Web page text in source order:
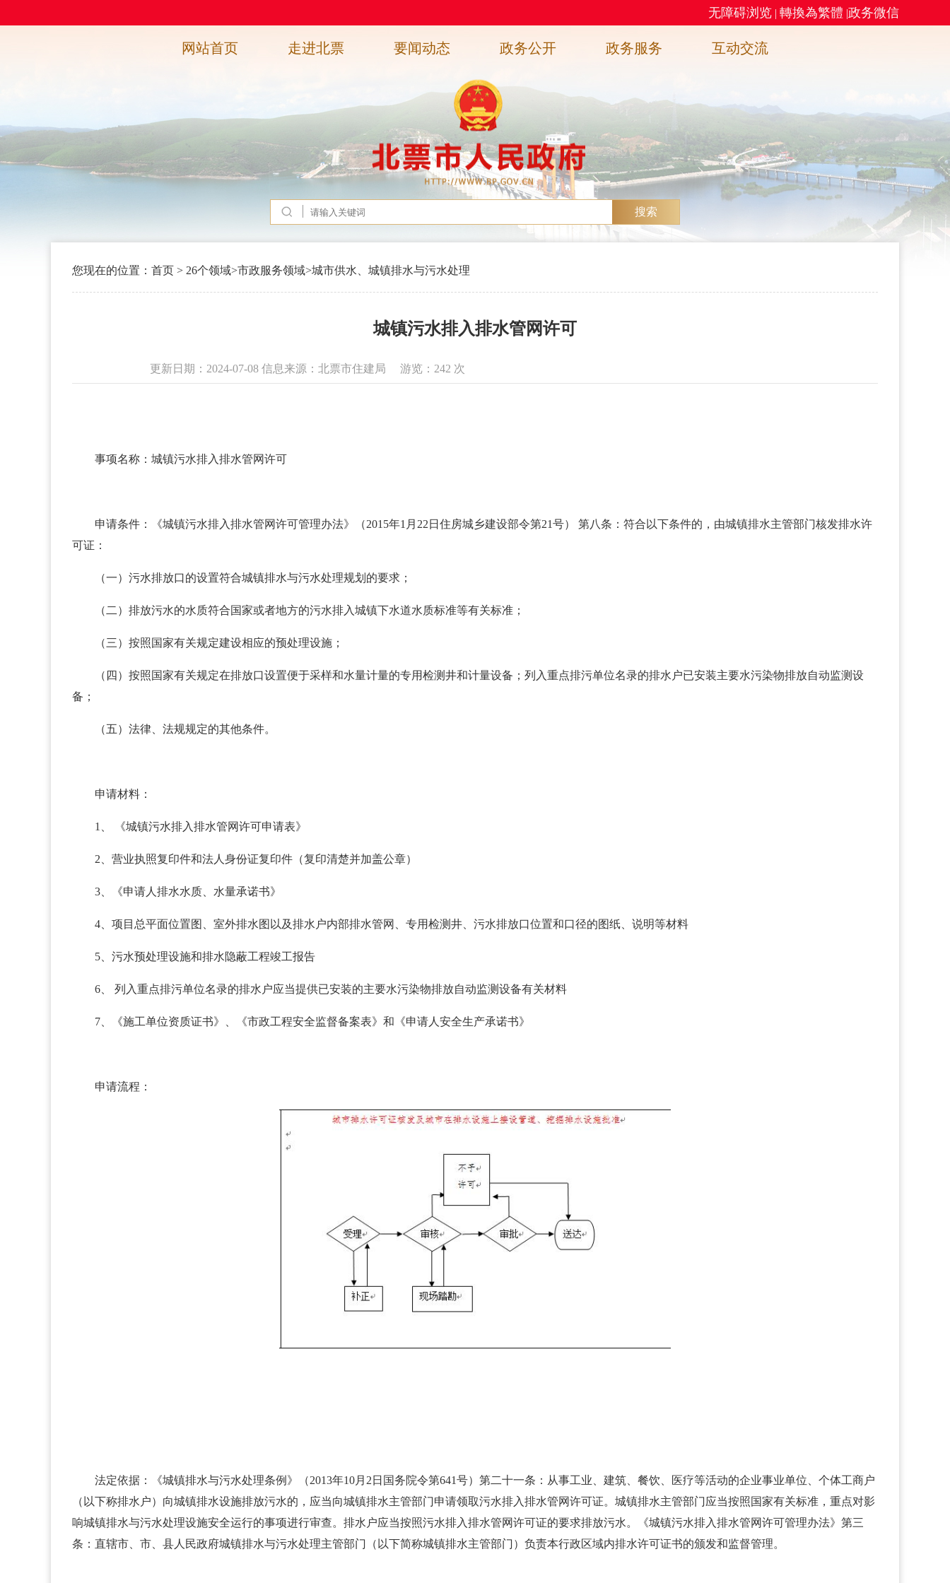
无障碍浏览 | 轉換為繁體 |政务微信
网站首页 走进北票 要闻动态 政务公开 政务服务 互动交流
搜索
您现在的位置： 首页 > 26个领域>市政服务领域>城市供水、城镇排水与污水处理
城镇污水排入排水管网许可
更新日期：2024-07-08 信息来源：北票市住建局 游览： 242 次
事项名称：城镇污水排入排水管网许可
申请条件：《城镇污水排入排水管网许可管理办法》（2015年1月22日住房城乡建设部令第21号） 第八条：符合以下条件的，由城镇排水主管部门核发排水许
可证：
（一）污水排放口的设置符合城镇排水与污水处理规划的要求；
（二）排放污水的水质符合国家或者地方的污水排入城镇下水道水质标准等有关标准；
（三）按照国家有关规定建设相应的预处理设施；
（四）按照国家有关规定在排放口设置便于采样和水量计量的专用检测井和计量设备；列入重点排污单位名录的排水户已安装主要水污染物排放自动监测设
备；
（五）法律、法规规定的其他条件。
申请材料：
1、 《城镇污水排入排水管网许可申请表》
2、营业执照复印件和法人身份证复印件（复印清楚并加盖公章）
3、《申请人排水水质、水量承诺书》
4、项目总平面位置图、室外排水图以及排水户内部排水管网、专用检测井、污水排放口位置和口径的图纸、说明等材料
5、污水预处理设施和排水隐蔽工程竣工报告
6、 列入重点排污单位名录的排水户应当提供已安装的主要水污染物排放自动监测设备有关材料
7、《施工单位资质证书》、《市政工程安全监督备案表》和《申请人安全生产承诺书》
申请流程：
法定依据：《城镇排水与污水处理条例》（2013年10月2日国务院令第641号）第二十一条：从事工业、建筑、餐饮、医疗等活动的企业事业单位、个体工商户
（以下称排水户）向城镇排水设施排放污水的，应当向城镇排水主管部门申请领取污水排入排水管网许可证。城镇排水主管部门应当按照国家有关标准，重点对影
响城镇排水与污水处理设施安全运行的事项进行审查。排水户应当按照污水排入排水管网许可证的要求排放污水。《城镇污水排入排水管网许可管理办法》第三
条：直辖市、市、县人民政府城镇排水与污水处理主管部门（以下简称城镇排水主管部门）负责本行政区域内排水许可证书的颁发和监督管理。